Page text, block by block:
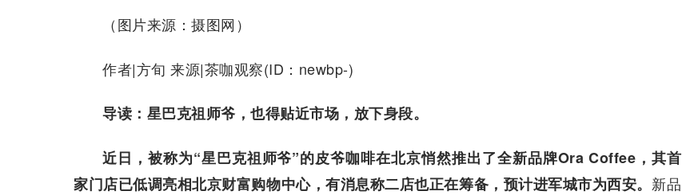
（图片来源：摄图网）
作者|方旬 来源|茶咖观察(ID：newbp-)
导读： 星巴克祖师爷，也得贴近市场，放下身段。
近日，被称为“星巴克祖师爷”的皮爷咖啡在北京悄然推出了全新品牌Ora Coffee，其首
家门店已低调亮相北京财富购物中心，有消息称二店也正在筹备，预计进军城市为西安。 新品